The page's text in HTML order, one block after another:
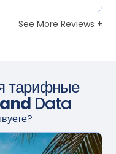
See More Reviews +
тарифные
Data